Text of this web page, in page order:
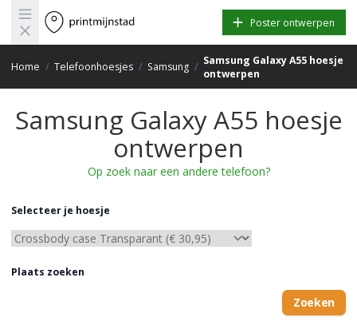
Open main menu Poster ontwerpen
Home / Telefoonhoesjes / Samsung / Samsung Galaxy A55 hoesje
ontwerpen
Samsung Galaxy A55 hoesje
ontwerpen
Op zoek naar een andere telefoon?
Selecteer je hoesje
Plaats zoeken
Zoeken